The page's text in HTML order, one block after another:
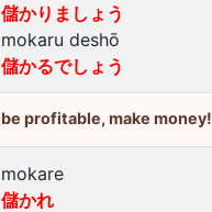
儲かりましょう
mokaru deshō
儲かるでしょう
be profitable, make money!
mokare
儲かれ